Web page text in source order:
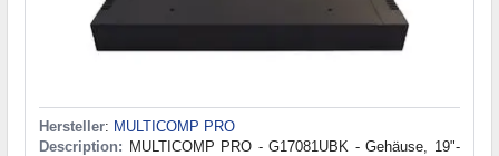
Hersteller: MULTICOMP PRO
Description: MULTICOMP PRO - G17081UBK - Gehäuse, 19"-